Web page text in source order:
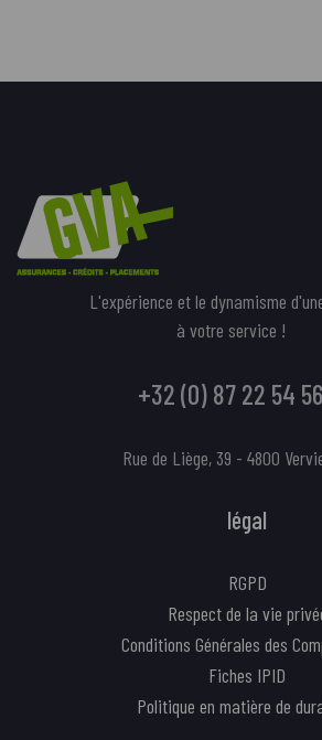
L'expérience et le dynamisme
à votre service !
+32 (0) 87 22 54 56
Rue de Liège, 39 - 4800
légal
RGPD
Respect de la vie
Conditions Générales des
Fiches IPID
Politique en matière de